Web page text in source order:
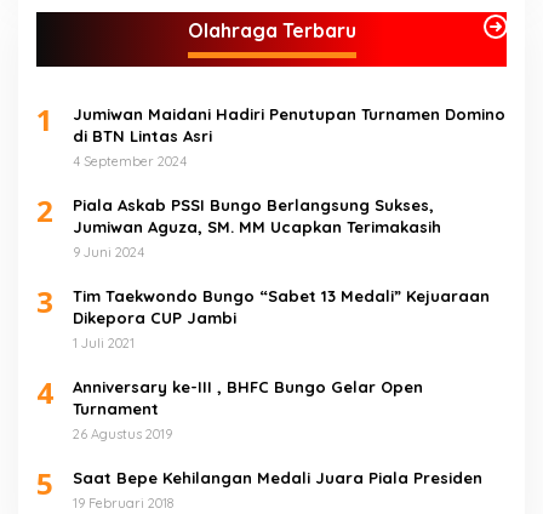
Olahraga Terbaru
1
Jumiwan Maidani Hadiri Penutupan Turnamen Domino
di BTN Lintas Asri
4 September 2024
2
Piala Askab PSSI Bungo Berlangsung Sukses,
Jumiwan Aguza, SM. MM Ucapkan Terimakasih
9 Juni 2024
3
Tim Taekwondo Bungo “Sabet 13 Medali” Kejuaraan
Dikepora CUP Jambi
1 Juli 2021
4
Anniversary ke-III , BHFC Bungo Gelar Open
Turnament
26 Agustus 2019
5 Saat Bepe Kehilangan Medali Juara Piala Presiden
19 Februari 2018